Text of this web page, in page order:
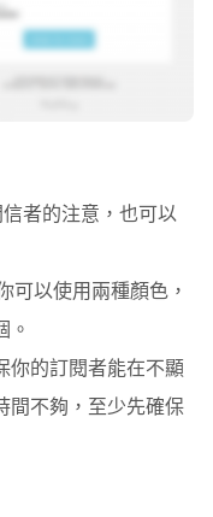
者的注意，也可以
可以使用兩種顏色，
。
你的訂閱者能在不顯
間不夠，至少先確保